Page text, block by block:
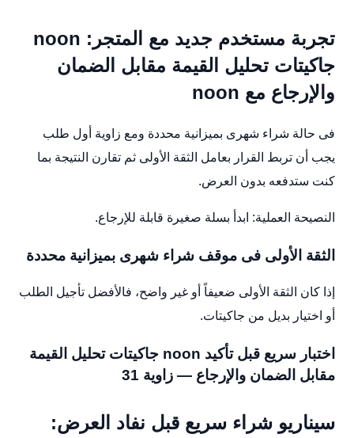
تجربة مستخدم جديد مع المتجر: noon
جاكيتات تحليل القيمة مقابل الضمان
والإرجاع مع noon
فى حالة شراء شهرى بميزانية محددة ومع زاوية أول طلب
يجب أن تربط القرار بعامل الثقة الأولى ثم تقارن النتيجة بما
كنت ستدفعه بدون العرض.
النصيحة العملية: ابدأ بسلة صغيرة قابلة للإرجاع.
الثقة الأولى فى موقف شراء شهرى بميزانية محددة
إذا كان الثقة الأولى ضعيفاً أو غير واضح، فالأفضل تأجيل الطلب
أو اختيار بديل من جاكيتات.
اختبار سريع قبل تأكيد noon جاكيتات تحليل القيمة
مقابل الضمان والإرجاع — زاوية 31
سيناريو شراء سريع قبل نفاد العرض: